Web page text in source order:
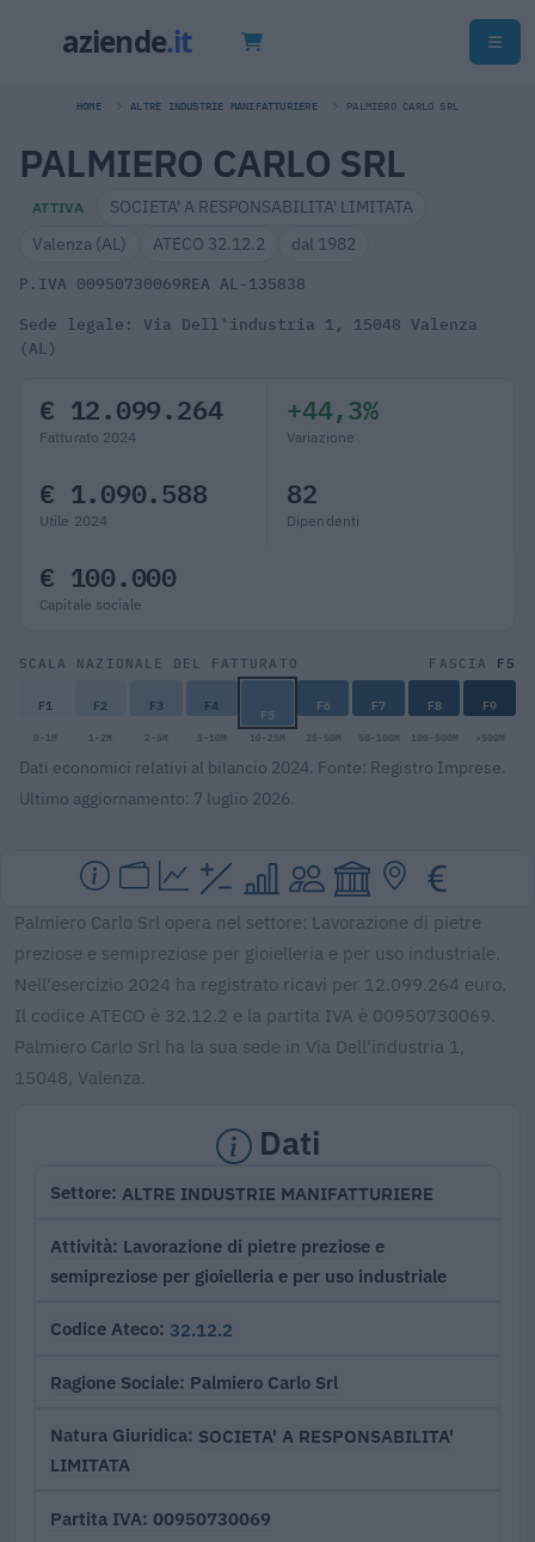
HOME ALTRE INDUSTRIE MANIFATTURIERE PALMIERO CARLO SRL
PALMIERO CARLO SRL
ATTIVA
SOCIETA' A RESPONSABILITA' LIMITATA
Valenza (AL)
ATECO 32.12.2 dal 1982
P.IVA 00950730069REA AL-135838
Sede legale: Via Dell'industria 1, 15048 Valenza
(AL)
€ 12.099.264
Fatturato 2024
+44,3%
Variazione
€ 1.090.588
Utile 2024
82
Dipendenti
€ 100.000
Capitale sociale
SCALA NAZIONALE DEL FATTURATO FASCIA F5
F1 F2 F3 F4 F5 F6 F7 F8 F9
0-1M 1-2M 2-5M 5-10M 10-25M 25-50M 50-100M 100-500M >500M
Dati economici relativi al bilancio 2024. Fonte: Registro Imprese.
Ultimo aggiornamento: 7 luglio 2026.
Palmiero Carlo Srl opera nel settore: Lavorazione di pietre
preziose e semipreziose per gioielleria e per uso industriale.
Nell'esercizio 2024 ha registrato ricavi per 12.099.264 euro.
Il codice ATECO è 32.12.2 e la partita IVA è 00950730069.
Palmiero Carlo Srl ha la sua sede in Via Dell'industria 1,
15048, Valenza.
Dati
Settore ALTRE INDUSTRIE MANIFATTURIERE
Attività Lavorazione di pietre preziose e
semipreziose per gioielleria e per uso industriale
Codice Ateco 32.12.2
Ragione Sociale Palmiero Carlo Srl
Natura Giuridica SOCIETA' A RESPONSABILITA'
LIMITATA
Partita IVA 00950730069